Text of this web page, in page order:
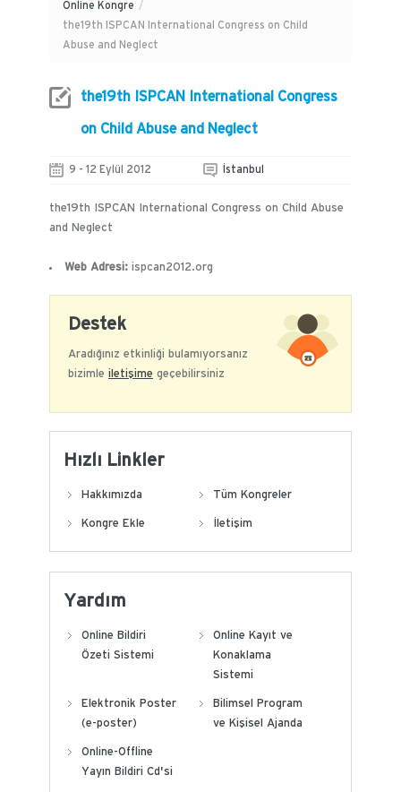
Online Kongre
/
the19th ISPCAN International Congress on Child
Abuse and Neglect
the19th ISPCAN International Congress
on Child Abuse and Neglect
9 - 12 Eylül 2012 İstanbul
the19th ISPCAN International Congress on Child Abuse
and Neglect
Web Adresi: ispcan2012.org
Destek
Aradığınız etkinliği bulamıyorsanız
bizimle iletişime geçebilirsiniz
Hızlı Linkler
Hakkımızda Tüm Kongreler
Kongre Ekle İletişim
Yardım
Online Bildiri
Özeti Sistemi
Online Kayıt ve
Konaklama
Sistemi
Elektronik Poster
(e-poster)
Bilimsel Program
ve Kişisel Ajanda
Online-Offline
Yayın Bildiri Cd'si